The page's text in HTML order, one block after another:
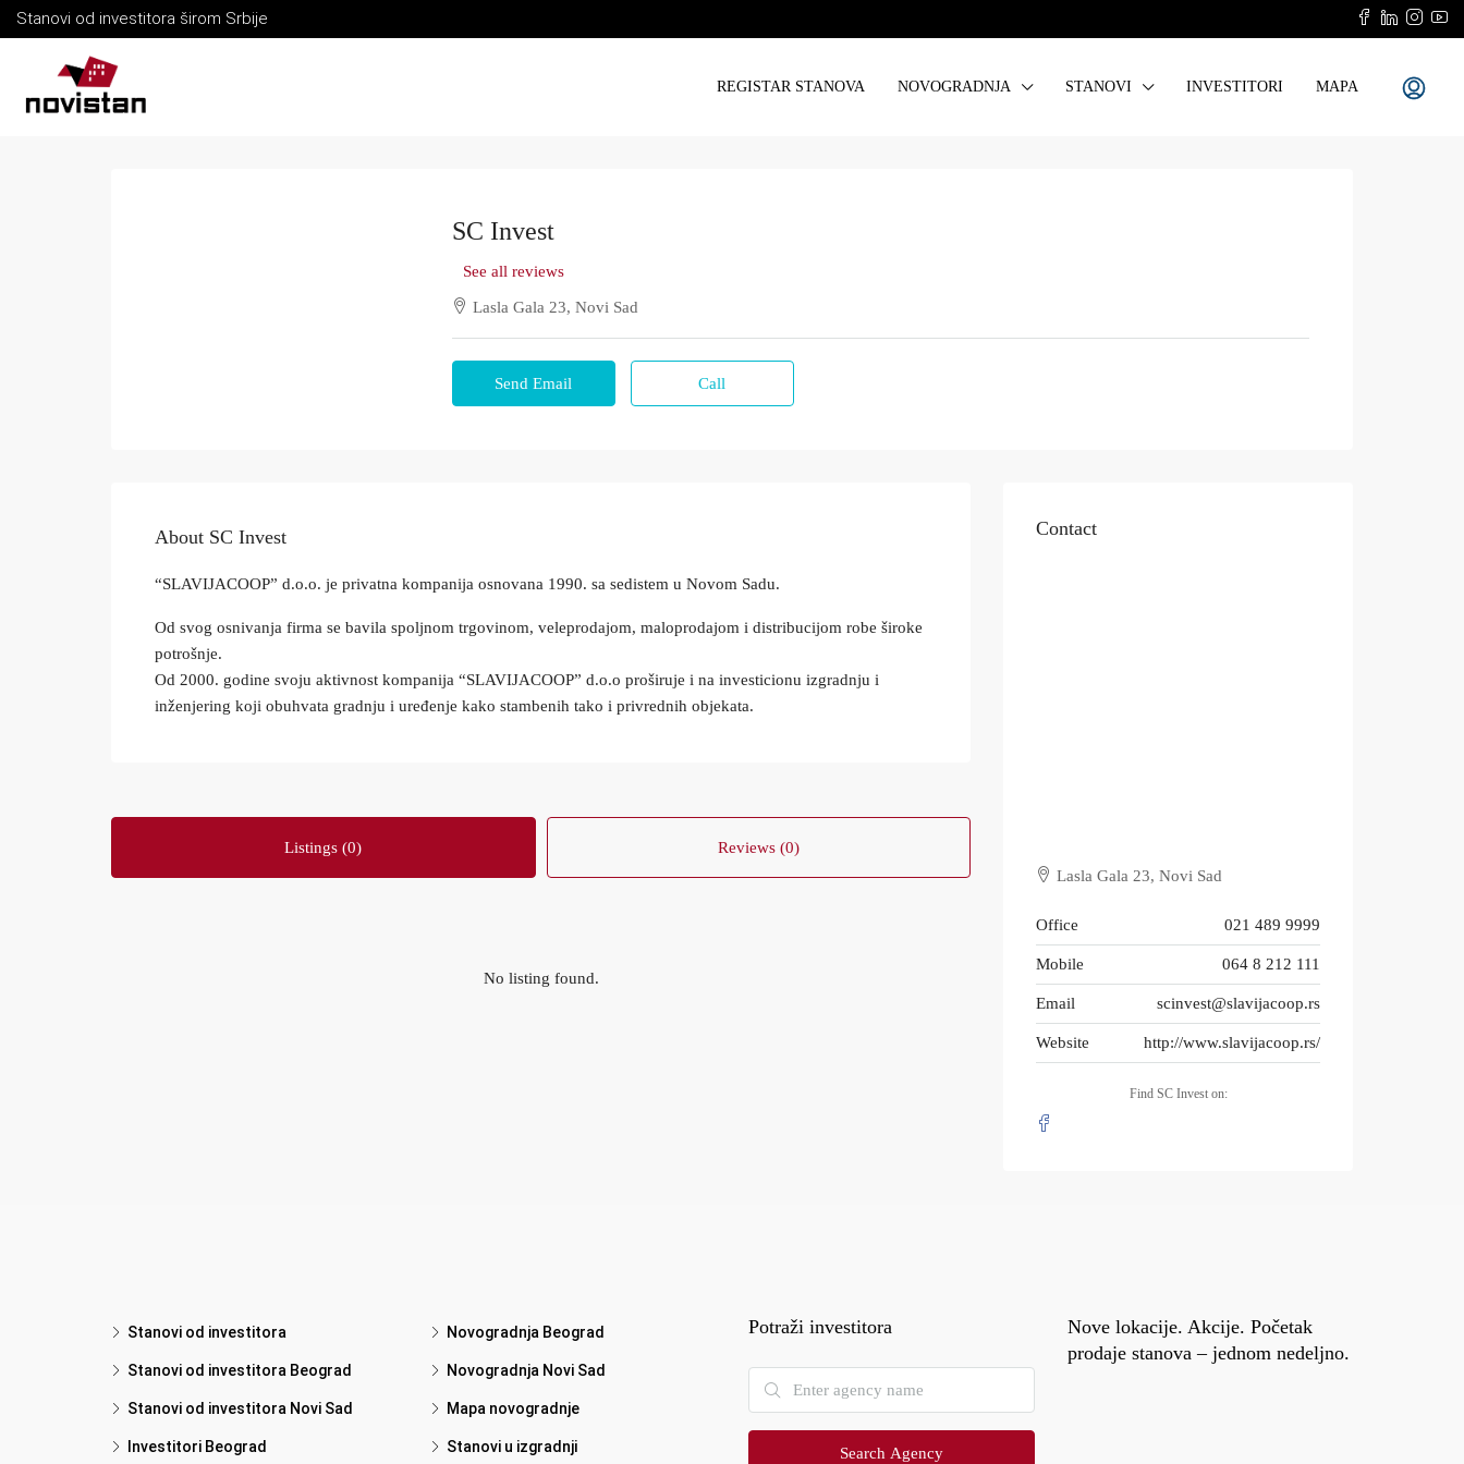
Stanovi od investitora širom Srbije
REGISTAR STANOVA NOVOGRADNJA STANOVI INVESTITORI MAPA
SC Invest
See all reviews
Lasla Gala 23, Novi Sad
Send Email Call
About SC Invest
“SLAVIJACOOP” d.o.o. je privatna kompanija osnovana 1990. sa sedistem u Novom Sadu.
Od svog osnivanja firma se bavila spoljnom trgovinom, veleprodajom, maloprodajom i distribucijom robe široke
potrošnje.
Od 2000. godine svoju aktivnost kompanija “SLAVIJACOOP” d.o.o proširuje i na investicionu izgradnju i
inženjering koji obuhvata gradnju i uređenje kako stambenih tako i privrednih objekata.
Listings (0) Reviews (0)
No listing found.
Contact
Lasla Gala 23, Novi Sad
Office 021 489 9999
Mobile 064 8 212 111
Email scinvest@slavijacoop.rs
Website http://www.slavijacoop.rs/
Find SC Invest on:
Stanovi od investitora
Stanovi od investitora Beograd
Stanovi od investitora Novi Sad
Investitori Beograd
Novogradnja Beograd
Novogradnja Novi Sad
Mapa novogradnje
Stanovi u izgradnji
Potraži investitora
Search Agency
Nove lokacije. Akcije. Početak
prodaje stanova – jednom nedeljno.